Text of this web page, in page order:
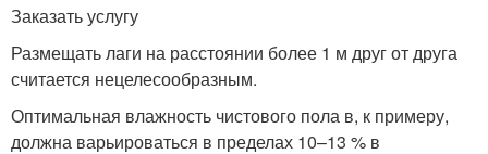
Заказать услугу
Размещать лаги на расстоянии более 1 м друг от друга
считается нецелесообразным.
Оптимальная влажность чистового пола в, к примеру,
должна варьироваться в пределах 10–13 % в